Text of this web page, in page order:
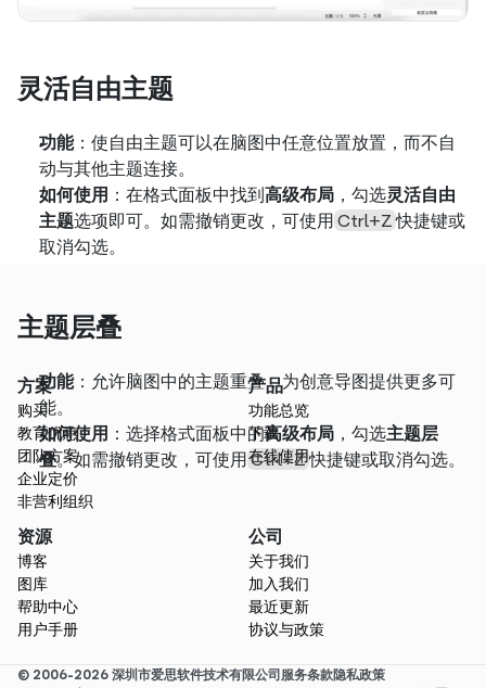
灵活自由主题
功能：使自由主题可以在脑图中任意位置放置，而不自
动与其他主题连接。
如何使用 ：在格式面板中找到 高级布局 ，勾选灵活自由
主题选项即可。如需撤销更改，可使用 Ctrl+Z 快捷键或
取消勾选。
主题层叠
功能：允许脑图中的主题重叠，为创意导图提供更多可
能。
如何使用 ：选择格式面板中的高级布局 ，勾选主题层
叠。如需撤销更改，可使用 Ctrl+Z
方案
购买
教育优惠
团队方案
企业定价
非营利组织
产品
功能总览
下载
在线使用
资源
博客
图库
帮助中心
用户手册
公司
关于我们
加入我们
最近更新
协议与政策
© 2006-2026 深圳市爱思软件技术有限公司 服务条款隐私政策